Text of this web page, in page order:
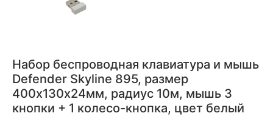
Набор беспроводная клавиатура и мышь
Defender Skyline 895, размер
400х130х24мм, радиус 10м, мышь 3
кнопки + 1 колесо-кнопка, цвет белый